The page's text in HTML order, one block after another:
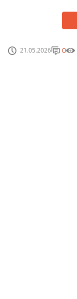
21.05.2026 0